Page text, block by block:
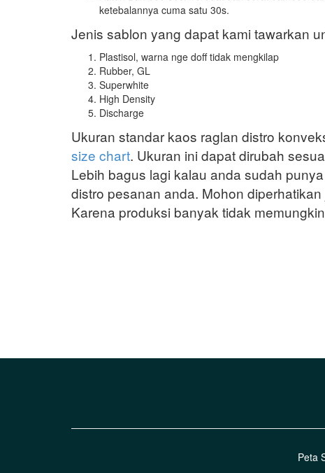
ketebalannya cuma satu 30s.
Jenis sablon yang dapat kami tawarkan
Plastisol, warna nge doff tidak mengkilap
Rubber, GL
Superwhite
High Density
Discharge
Ukuran standar kaos raglan distro
size chart. Ukuran ini dapat dirubah
Lebih bagus lagi kalau anda sudah
distro pesanan anda. Mohon
Karena produksi banyak tidak
Peta